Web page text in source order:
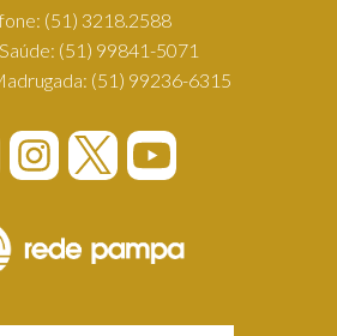
(51) 3218.2588
(51) 99841-5071
(51) 99236-6315